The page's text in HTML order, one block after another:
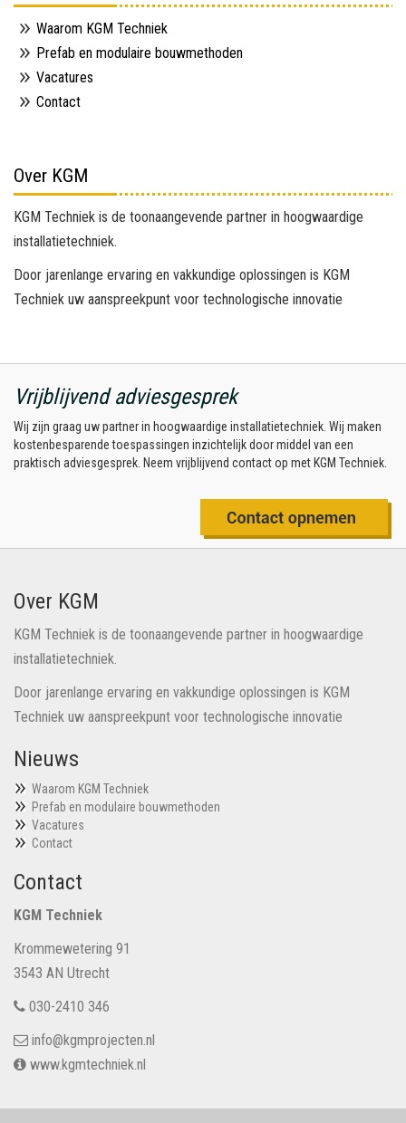
Waarom KGM Techniek
Prefab en modulaire bouwmethoden
Vacatures
Contact
Over KGM
KGM Techniek is de toonaangevende partner in hoogwaardige
installatietechniek.
Door jarenlange ervaring en vakkundige oplossingen is KGM
Techniek uw aanspreekpunt voor technologische innovatie
Vrijblijvend adviesgesprek
Wij zijn graag uw partner in hoogwaardige installatietechniek. Wij maken
kostenbesparende toespassingen inzichtelijk door middel van een
praktisch adviesgesprek. Neem vrijblijvend contact op met KGM Techniek.
Over KGM
KGM Techniek is de toonaangevende partner in hoogwaardige
installatietechniek.
Door jarenlange ervaring en vakkundige oplossingen is KGM
Techniek uw aanspreekpunt voor technologische innovatie
Nieuws
Waarom KGM Techniek
Prefab en modulaire bouwmethoden
Vacatures
Contact
Contact
KGM Techniek
Krommewetering 91
3543 AN Utrecht
030-2410 346
info@kgmprojecten.nl
www.kgmtechniek.nl